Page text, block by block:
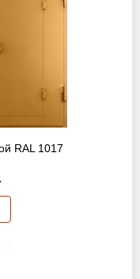
RAL 1017